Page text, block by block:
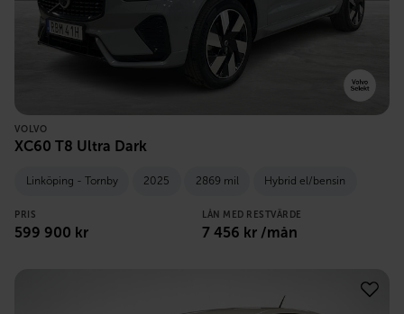
VOLVO
XC60 T8 Ultra Dark
Linköping - Tornby 2025 2869 mil Hybrid el/bensin
PRIS
599 900 kr
LÅN MED RESTVÄRDE
7 456 kr /mån